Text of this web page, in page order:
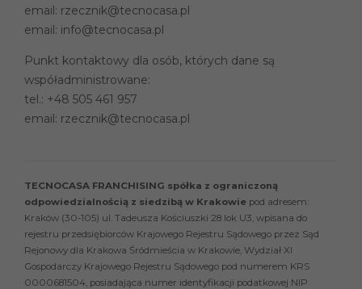
email: rzecznik@tecnocasa.pl
email: info@tecnocasa.pl
Punkt kontaktowy dla osób, których dane są
współadministrowane:
tel.: +48 505 461 957
email: rzecznik@tecnocasa.pl
TECNOCASA FRANCHISING spółka z ograniczoną
odpowiedzialnością z siedzibą w Krakowie pod adresem:
Kraków (30-105) ul. Tadeusza Kościuszki 28 lok U3, wpisana do
rejestru przedsiębiorców Krajowego Rejestru Sądowego przez Sąd
Rejonowy dla Krakowa Śródmieścia w Krakowie, Wydział XI
Gospodarczy Krajowego Rejestru Sądowego pod numerem KRS
0000681504, posiadająca numer identyfikacji podatkowej NIP